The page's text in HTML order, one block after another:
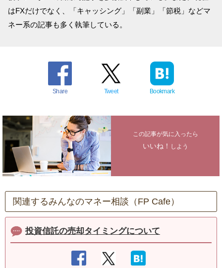
はFXだけでなく、「キャッシング」「副業」「節税」などマ
ネー系の記事も多く執筆している。
Share Tweet Bookmark
この記事が気に入ったら
いいね！ しよう
関連するみんなのマネー相談（FP Cafe）
投資信託の売却タイミングについて